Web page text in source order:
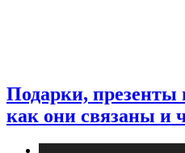
Подарки, презенты
как они связаны и